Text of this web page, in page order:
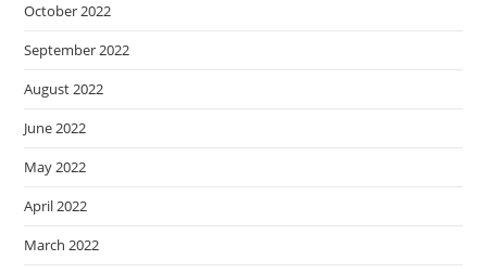
October 2022
September 2022
August 2022
June 2022
May 2022
April 2022
March 2022